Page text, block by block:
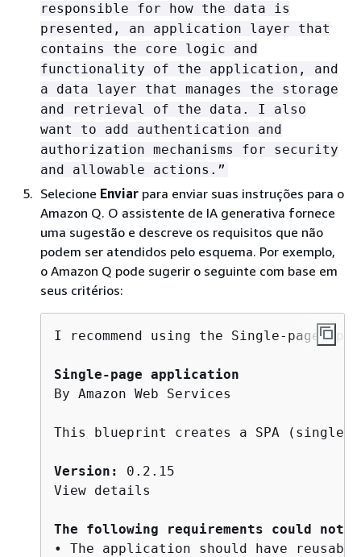
responsible for how the data is
presented, an application layer that
contains the core logic and
functionality of the application, and
a data layer that manages the storage
and retrieval of the data. I also
want to add authentication and
authorization mechanisms for security
and allowable actions.”
Selecione Enviar para enviar suas instruções para o
Amazon Q. O assistente de IA generativa fornece
uma sugestão e descreve os requisitos que não
podem ser atendidos pelo esquema. Por exemplo,
o Amazon Q pode sugerir o seguinte com base em
seus critérios:
I recommend using the Single-page
Single-page application
By Amazon Web Services
This blueprint creates a SPA (single-
Version:
0.2.15
View details
The following requirements could
• The application should have reusable